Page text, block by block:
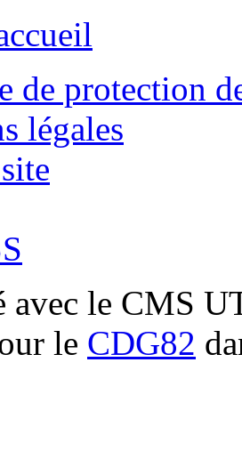
de protection
légales
avec le CMS
le CDG82